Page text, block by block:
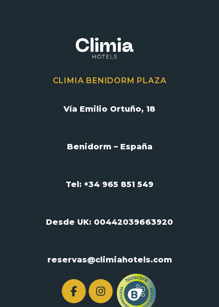
CLIMIA BENIDORM PLAZA
Vía Emilio Ortuño, 18
Benidorm – España
Tel: +34 965 851 549
Desde UK: 00442039663920
reservas@climiahotels.com